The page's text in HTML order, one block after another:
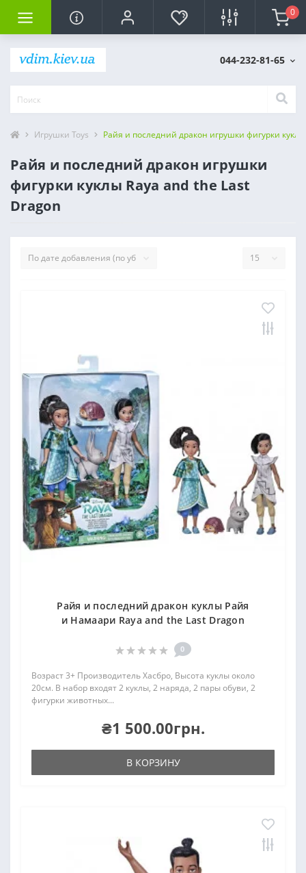
0
044-232-81-65
Игрушки Toys Райя и последний дракон игрушки фигурки
Райя и последний дракон игрушки
фигурки куклы Raya and the Last
Dragon
Райя и последний дракон куклы Райя
и Намаари Raya and the Last Dragon
0
Возраст 3+ Производитель Хасбро, Высота куклы около
20см. В набор входят 2 куклы, 2 наряда, 2 пары обуви, 2
фигурки животных...
₴1 500.00грн.
В КОРЗИНУ